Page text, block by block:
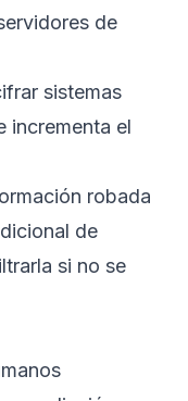
de
sistemas
incrementa el
robada
de
si no se